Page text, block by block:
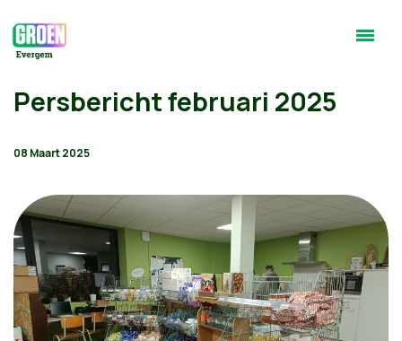
Persbericht februari 2025
08 Maart 2025